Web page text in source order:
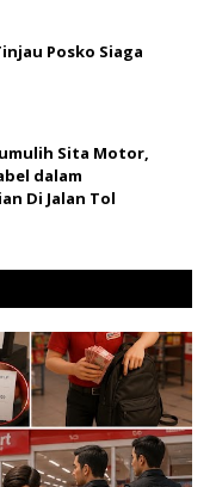
Posko Siaga
Sita Motor,
dalam
Di Jalan Tol